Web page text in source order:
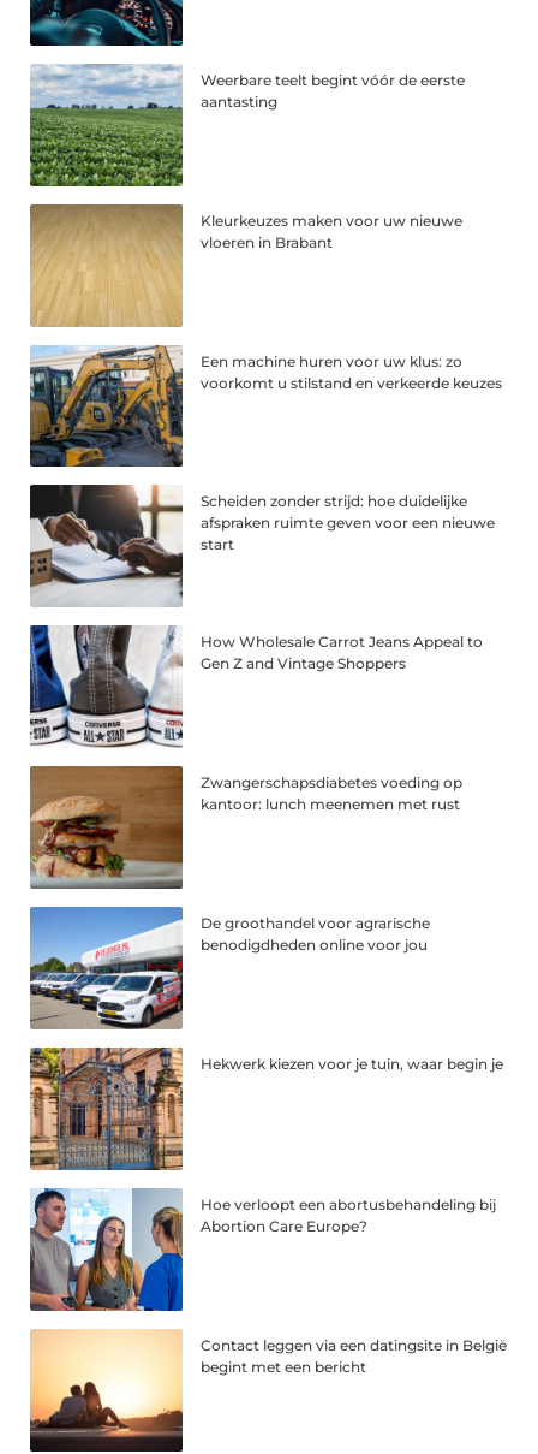
Weerbare teelt begint vóór de eerste
aantasting
Kleurkeuzes maken voor uw nieuwe
vloeren in Brabant
Een machine huren voor uw klus: zo
voorkomt u stilstand en verkeerde keuzes
Scheiden zonder strijd: hoe duidelijke
afspraken ruimte geven voor een nieuwe
start
How Wholesale Carrot Jeans Appeal to
Gen Z and Vintage Shoppers
Zwangerschapsdiabetes voeding op
kantoor: lunch meenemen met rust
De groothandel voor agrarische
benodigdheden online voor jou
Hekwerk kiezen voor je tuin, waar begin je
Hoe verloopt een abortusbehandeling bij
Abortion Care Europe?
Contact leggen via een datingsite in België
begint met een bericht